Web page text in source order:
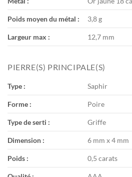
Poids moyen du métal : 3,8 g
Largeur max : 12,7 mm
PIERRE(S) PRINCIPALE(S)
Type : Saphir
Forme : Poire
Type de serti : Griffe
Dimension : 6 mm x 4 mm
Poids : 0,5 carats